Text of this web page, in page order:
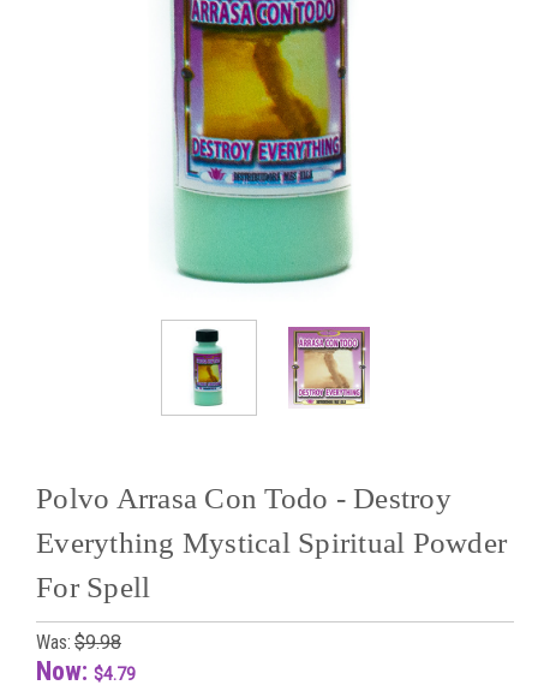
Polvo Arrasa Con Todo - Destroy
Everything Mystical Spiritual Powder
For Spell
Was: $9.98
Now: $4.79